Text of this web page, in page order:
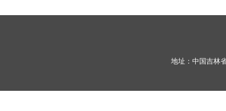
地址：中国吉林